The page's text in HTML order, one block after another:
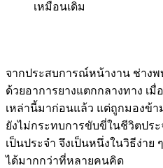
เหมือนเดิม
จากประสบการณ์หน้างาน ช่าง
ด้วยอาการยางแตกกลางทาง
เหล่านี้มาก่อนแล้ว แต่ถูกมองข้า
ยังไม่กระทบการขับขี่ในชีวิตปร
เป็นประจำ จึงเป็นหนึ่งในวิธีง่าย
ได้มากกว่าที่หลายคนคิด